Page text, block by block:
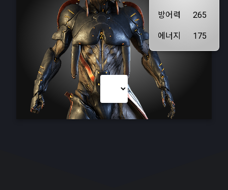
방어력 265
에너지 175